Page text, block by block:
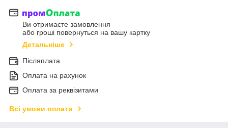
Ви отримаєте замовлення
або гроші повернуться на вашу картку
Детальніше
Післяплата
Оплата на рахунок
Оплата за реквізитами
Всі умови оплати